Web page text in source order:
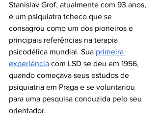
Stanislav Grof, atualmente com 93 anos,
é um psiquiatra tcheco que se
consagrou como um dos pioneiros e
principais referências na terapia
psicodélica mundial. Sua primeira
experiência com LSD se deu em 1956,
quando começava seus estudos de
psiquiatria em Praga e se voluntariou
para uma pesquisa conduzida pelo seu
orientador.